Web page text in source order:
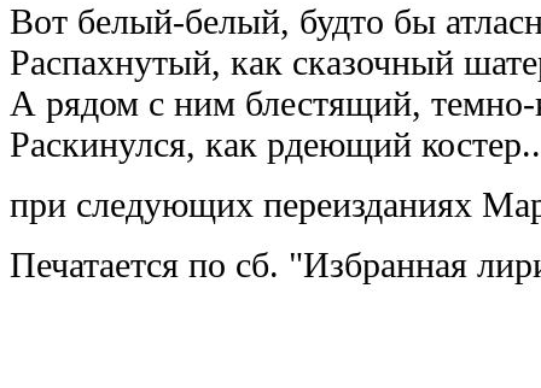
Вот белый-белый, будто бы
Распахнутый, как сказочный
А рядом с ним блестящий,
Раскинулся, как рдеющий
при следующих переизданиях
Печатается по сб. "Избранная